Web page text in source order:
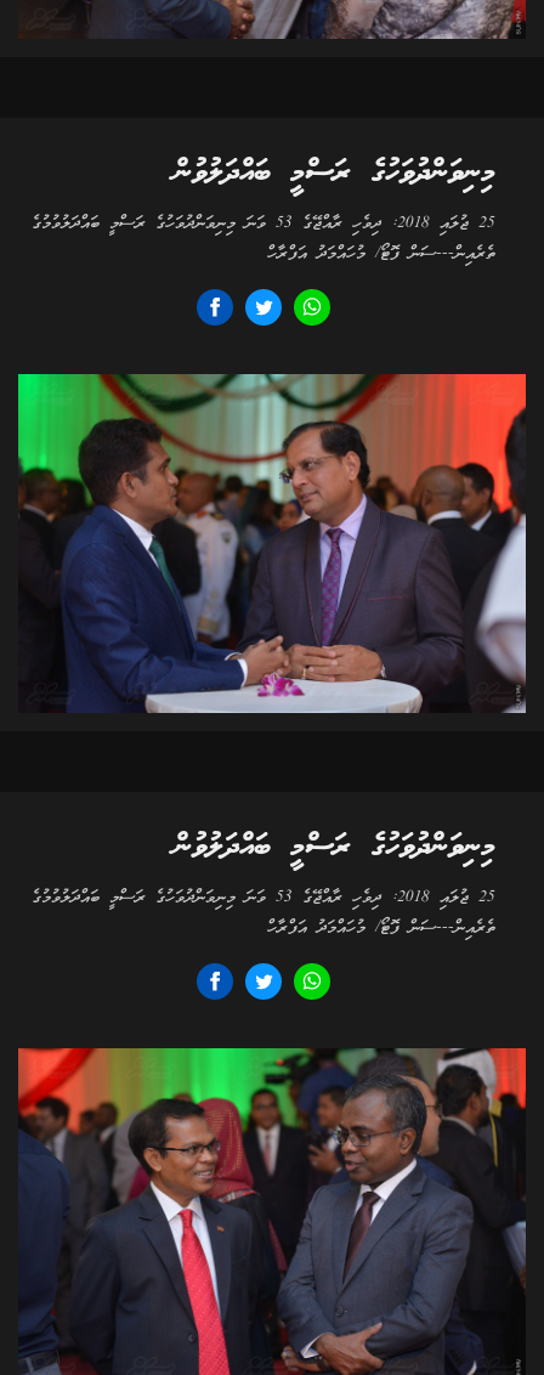
މިނިވަންދުވަހުގެ ރަސްމީ ބައްދަލުވުން
25 ޖުލައި 2018: ދިވެހި ރާއްޖޭގެ 53 ވަނަ މިނިވަންދުވަހުގެ ރަސްމީ ބައްދަލުވުމުގެ
ތެރެއިން---ސަން ފޮޓޯ/ މުހައްމަދު އަފްރާހް
މިނިވަންދުވަހުގެ ރަސްމީ ބައްދަލުވުން
25 ޖުލައި 2018: ދިވެހި ރާއްޖޭގެ 53 ވަނަ މިނިވަންދުވަހުގެ ރަސްމީ ބައްދަލުވުމުގެ
ތެރެއިން---ސަން ފޮޓޯ/ މުހައްމަދު އަފްރާހް